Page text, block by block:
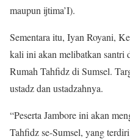
maupun ijtima’I).
Sementara itu, Iyan Royani,
kali ini akan melibatkan santri
Rumah Tahfidz di Sumsel.
ustadz dan ustadzahnya.
“Peserta Jambore ini akan
Tahfidz se-Sumsel, yang